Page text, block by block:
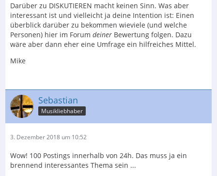
Darüber zu DISKUTIEREN macht keinen Sinn. Was aber
interessant ist und vielleicht ja deine Intention ist: Einen
überblick darüber zu bekommen wieviele (und welche
Personen) hier im Forum deiner Bewertung folgen. Dazu
wäre aber dann eher eine Umfrage ein hilfreiches Mittel.
Mike
Sebastian
Musikliebhaber
3. Dezember 2018 um 10:52
Wow! 100 Postings innerhalb von 24h. Das muss ja ein
brennend interessantes Thema sein ...